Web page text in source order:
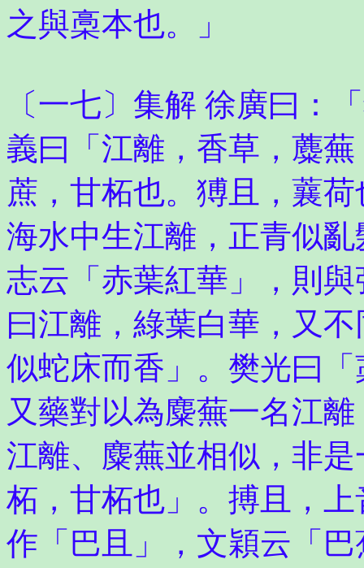
之與槀本也。」
〔一七〕集解 徐廣曰：
義曰「江離，香草，蘪
蔗，甘柘也。猼且，蘘
海水中生江離，正青似
志云「赤葉紅華」，則
曰江離，綠葉白華，又
似蛇床而香」。樊光曰
又藥對以為麋蕪一名江
江離、麋蕪並相似，非
柘，甘柘也」。搏且，
作「巴且」，文穎云「